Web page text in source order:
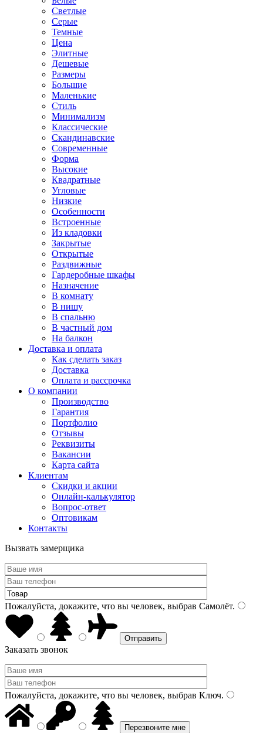
Светлые
Серые
Темные
Цена
Элитные
Дешевые
Размеры
Большие
Маленькие
Стиль
Минимализм
Классические
Скандинавские
Современные
Форма
Высокие
Квадратные
Угловые
Низкие
Особенности
Встроенные
Из кладовки
Закрытые
Открытые
Раздвижные
Гардеробные шкафы
Назначение
В комнату
В нишу
В спальню
В частный дом
На балкон
Доставка и оплата
Как сделать заказ
Доставка
Оплата и рассрочка
О компании
Производство
Гарантия
Портфолио
Отзывы
Реквизиты
Вакансии
Карта сайта
Клиентам
Скидки и акции
Онлайн-калькулятор
Вопрос-ответ
Оптовикам
Контакты
Вызвать замерщика
Пожалуйста, докажите, что вы человек, выбрав Самолёт.
Заказать звонок
Пожалуйста, докажите, что вы человек, выбрав Ключ.